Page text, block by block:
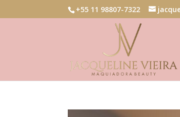
+55 11 98807-7322